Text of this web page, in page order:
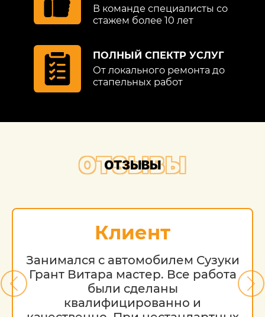
В команде специалисты со
стажем более 10 лет
ПОЛНЫЙ СПЕКТР УСЛУГ
От локального ремонта до
стапельных работ
ОТЗЫВЫ
ОТЗЫВЫ
Клиент
Занимался с автомобилем Сузуки
Грант Витара мастер. Все работа
были сделаны
квалифицированно и